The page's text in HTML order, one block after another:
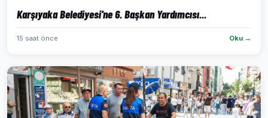
Karşıyaka Belediyesi'ne 6. Başkan Yardımcısı...
15 saat önce Oku →